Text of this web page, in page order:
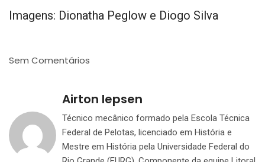
Imagens: Dionatha Peglow e Diogo Silva
Sem Comentários
Airton Iepsen
Técnico mecânico formado pela Escola Técnica
Federal de Pelotas, licenciado em História e
Mestre em História pela Universidade Federal do